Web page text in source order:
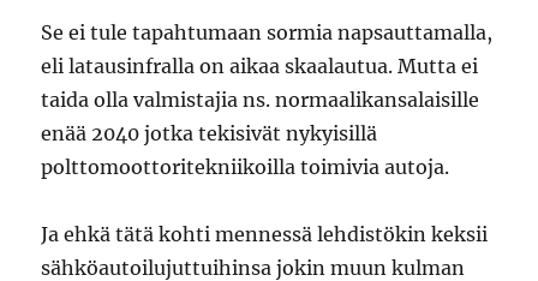
Se ei tule tapahtumaan sormia napsauttamalla,
eli latausinfralla on aikaa skaalautua. Mutta ei
taida olla valmistajia ns. normaalikansalaisille
enää 2040 jotka tekisivät nykyisillä
polttomoottoritekniikoilla toimivia autoja.
Ja ehkä tätä kohti mennessä lehdistökin keksii
sähköautoilujuttuihinsa jokin muun kulman